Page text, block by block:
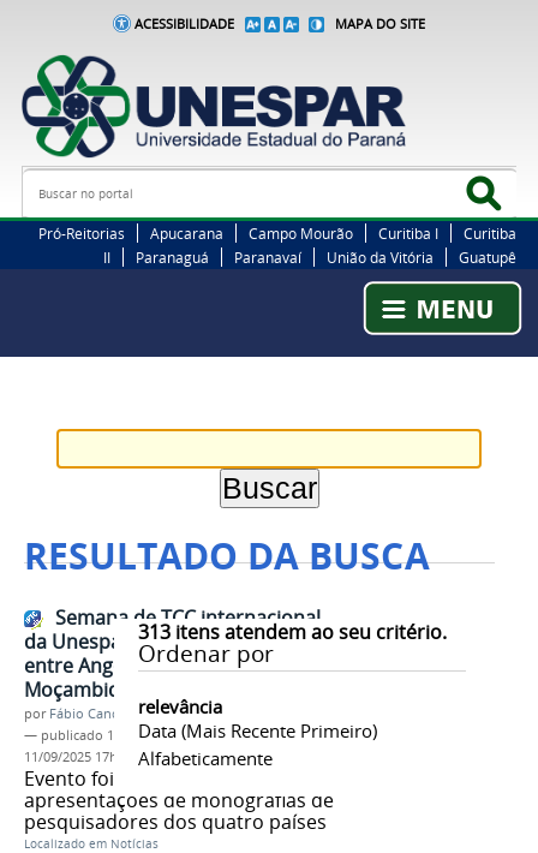
ACESSIBILIDADE MAPA DO SITE
Busca
Pró-Reitorias Apucarana Campo Mourão Curitiba I
Curitiba
II
Paranaguá Paranavaí União da Vitória Guatupê
RESULTADO DA BUSCA
313itens atendem ao seu critério.
Ordenar por
relevância
Data (mais Recente Primeiro)
Alfabeticamente
Semana de TCC internacional
da Unespar acentua conexões
entre Angola, Argentina, Brasil e
Moçambique
por Fábio Candido dos Santos
— publicado 11/09/2025 —última modificação
11/09/2025 17h39
Evento foi marcado por debates e
apresentações de monografias de
pesquisadores dos quatro países
Localizado em Notícias